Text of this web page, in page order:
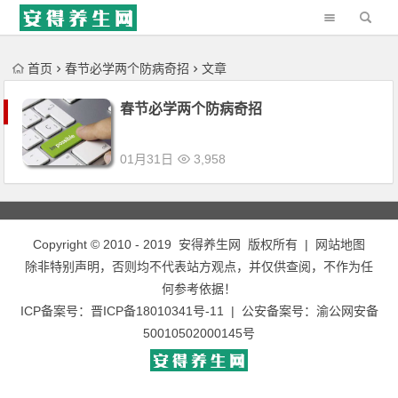
'); })();
首页 春节必学两个防病奇招 文章
春节必学两个防病奇招
01月31日 3,958
Copyright © 2010 - 2019 安得养生网 版权所有 |
网站地图
除非特别声明，否则均不代表站方观点，并仅供查阅，不作为任
何参考依据！
ICP备案号： 晋ICP备18010341号-11 | 公安备案号： 渝公网安备
50010502000145号